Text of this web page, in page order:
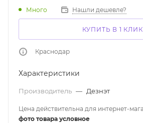
Много Нашли дешевле?
КУПИТЬ В 1 КЛИК
Краснодар
Характеристики
Производитель — Дезнэт
Цена действительна для интернет-
фото товара условное